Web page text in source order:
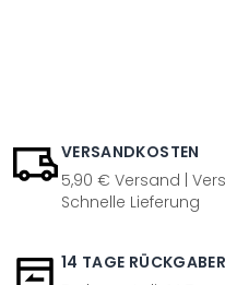
VERSANDKOSTEN
5,90 € Versand |
Schnelle Lieferung
14 TAGE